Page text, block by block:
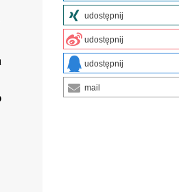
udostępnij
udostępnij
udostępnij
mail